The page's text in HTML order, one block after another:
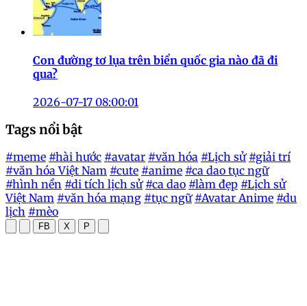
Con đường tơ lụa trên biển quốc gia nào đã đi
qua?
2026-07-17 08:00:01
Tags nổi bật
#meme #hài hước #avatar #văn hóa #Lịch sử #giải trí
#văn hóa Việt Nam #cute #anime #ca dao tục ngữ
#hình nền #di tích lịch sử #ca dao #làm đẹp #Lịch sử
Việt Nam #văn hóa mạng #tục ngữ #Avatar Anime #du
lịch #mèo
FB X P